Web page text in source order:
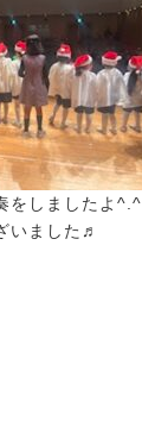
をしましたよ^.^
いました♬